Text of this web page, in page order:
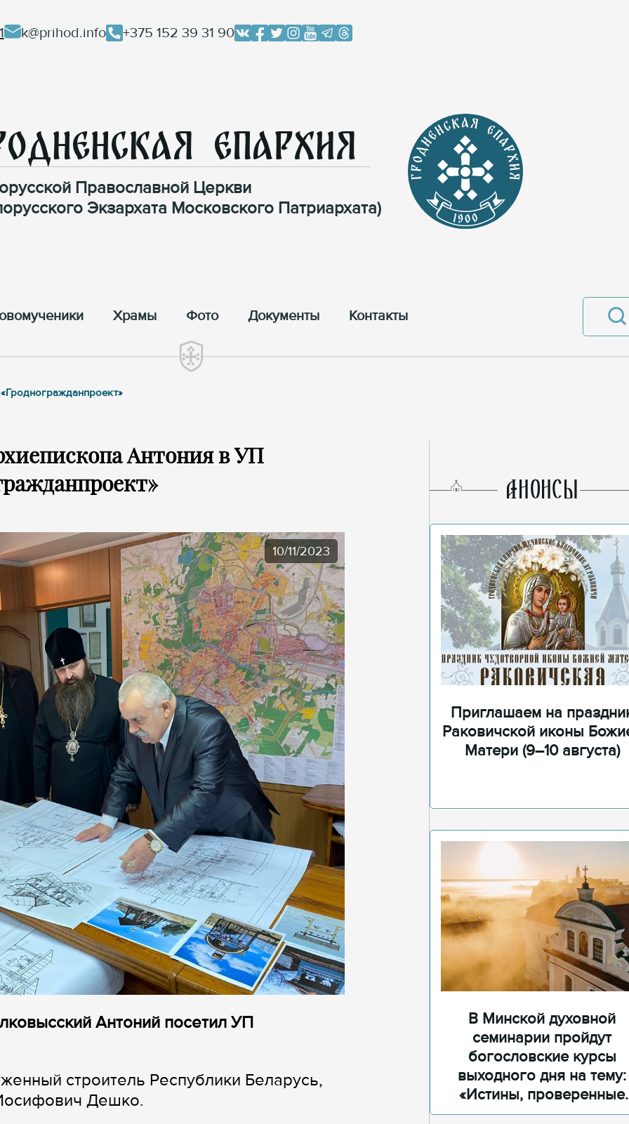
k@prihod.info +375 152 39 31 90
Епархия
Православной Церкви
Экзархата Московского Патриархата)
Храмы Фото Документы Контакты
Антония в УП
10/11/2023
Антоний посетил УП
строитель Республики Беларусь,
Дешко.
AНОНСЫ
Приглашаем на
Раковичской иконы
Матери (9–10 августа)
В Минской духовной
семинарии пройдут
богословские курсы
выходного дня на тему:
«Истины, проверенные
временем»